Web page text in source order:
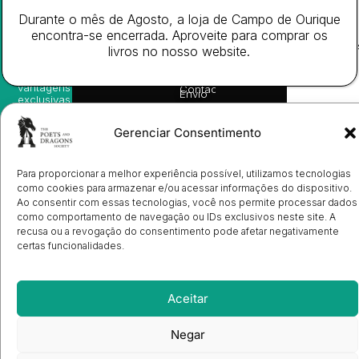
Gerenciar Consentimento
Para proporcionar a melhor experiência possível, utilizamos tecnologias
como cookies para armazenar e/ou acessar informações do dispositivo.
Ao consentir com essas tecnologias, você nos permite processar dados
como comportamento de navegação ou IDs exclusivos neste site. A
recusa ou a revogação do consentimento pode afetar negativamente
certas funcionalidades.
Aceitar
Negar
Eventos
Prémio
Ulysses
Contactos
Envio
de
Candidatura
de
de
Livrarias
Cookies
(EU)
sugestões
de
leitura,
vantagens
exclusivas
avisos
diretamente
no seu
Subscrever
os
direitos
Durante o mês de Agosto, a loja de Campo de Ourique
encontra-se encerrada. Aproveite para comprar os
livros no nosso website.